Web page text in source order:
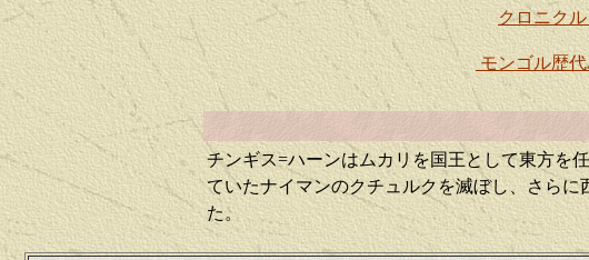
クロニク
モンゴル歴代
チンギス=ハーンはムカリを国王として東方を
ていたナイマンのクチュルクを滅ぼし、さらに
た。